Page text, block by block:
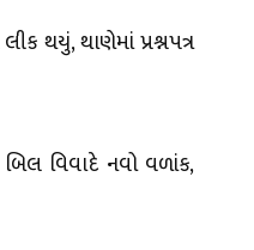
થયું, થાણેમાં પ્રશ્નપત્ર
વિવાદે નવો વળાંક,